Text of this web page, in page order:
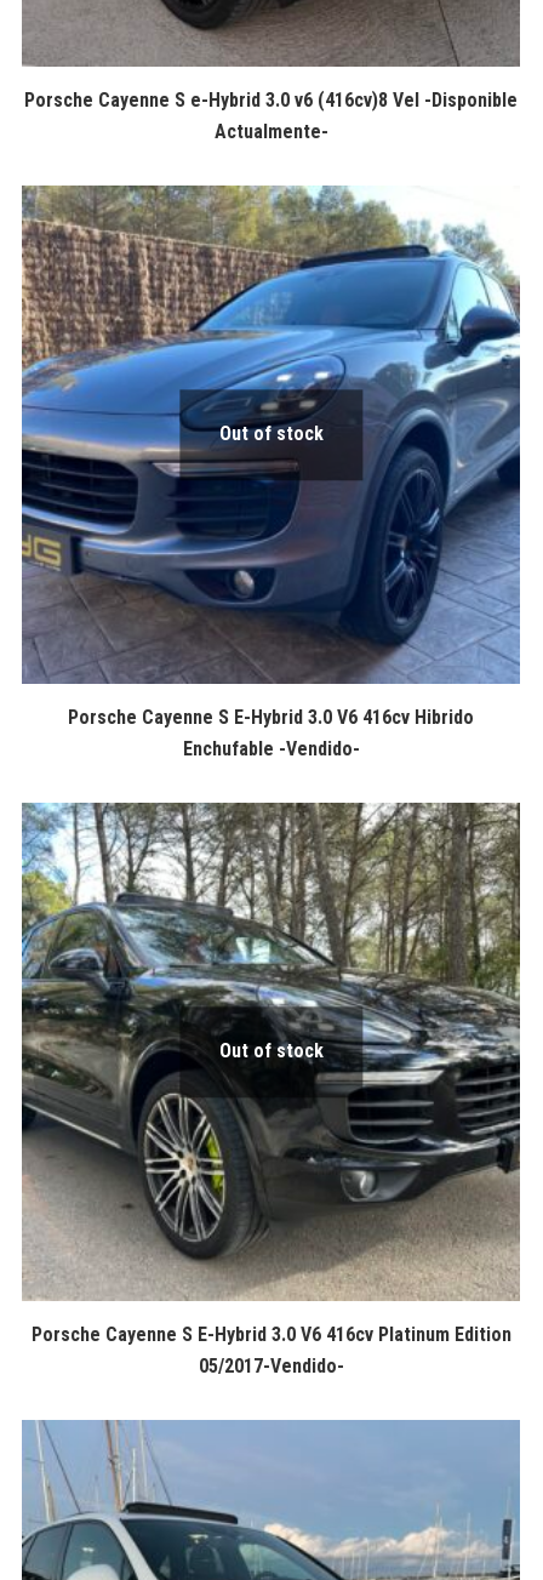
Porsche Cayenne S e-Hybrid 3.0 v6 (416cv)8 Vel -Disponible
Actualmente-
Out of stock
Porsche Cayenne S E-Hybrid 3.0 V6 416cv Hibrido
Enchufable -Vendido-
Out of stock
Porsche Cayenne S E-Hybrid 3.0 V6 416cv Platinum Edition
05/2017-Vendido-